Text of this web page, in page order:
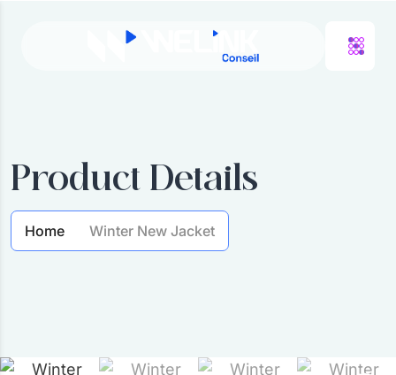
Product Details
Home Winter New Jacket